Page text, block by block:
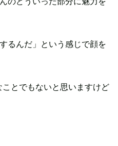
るんだ」という感じで顔を
ことでもないと思いますけど